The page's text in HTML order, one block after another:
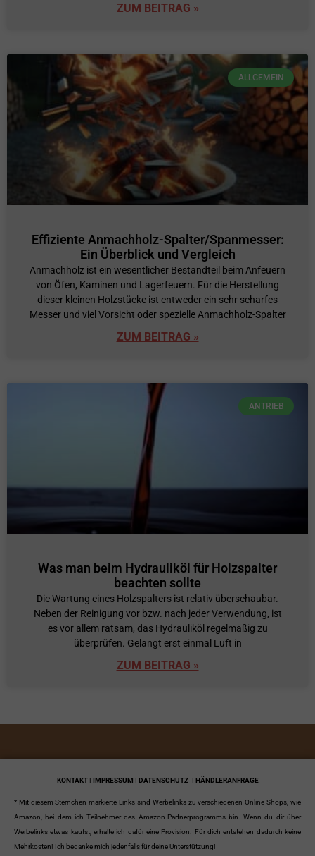
ZUM BEITRAG »
ALLGEMEIN
Effiziente Anmachholz-Spalter/Spanmesser:
Ein Überblick und Vergleich
Anmachholz ist ein wesentlicher Bestandteil beim Anfeuern
von Öfen, Kaminen und Lagerfeuern. Für die Herstellung
dieser kleinen Holzstücke ist entweder ein sehr scharfes
Messer und viel Vorsicht oder spezielle Anmachholz-Spalter
ZUM BEITRAG »
ANTRIEB
Was man beim Hydrauliköl für Holzspalter
beachten sollte
Die Wartung eines Holzspalters ist relativ überschaubar.
Neben der Reinigung vor bzw. nach jeder Verwendung, ist
es vor allem ratsam, das Hydrauliköl regelmäßig zu
überprüfen. Gelangt erst einmal Luft in
ZUM BEITRAG »
KONTAKT | IMPRESSUM | DATENSCHUTZ | HÄNDLERANFRAGE
* Mit diesem Sternchen markierte Links sind Werbelinks zu verschiedenen Online-Shops, wie
Amazon, bei dem ich Teilnehmer des Amazon-Partnerprogramms bin. Wenn du dir über
Werbelinks etwas kaufst, erhalte ich dafür eine Provision. Für dich entstehen dadurch keine
Mehrkosten! Ich bedanke mich jedenfalls für deine Unterstützung!